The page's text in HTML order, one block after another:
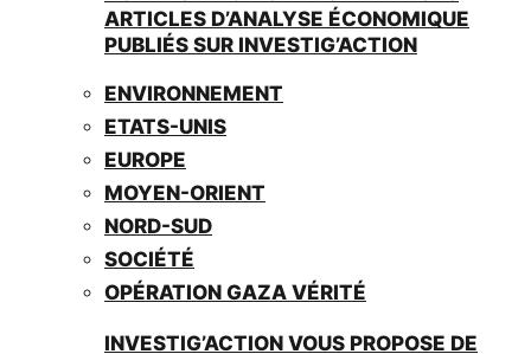
ARTICLES D’ANALYSE ÉCONOMIQUE
PUBLIÉS SUR INVESTIG’ACTION
ENVIRONNEMENT
ETATS-UNIS
EUROPE
MOYEN-ORIENT
NORD-SUD
SOCIÉTÉ
OPÉRATION GAZA VÉRITÉ
INVESTIG’ACTION VOUS PROPOSE DE